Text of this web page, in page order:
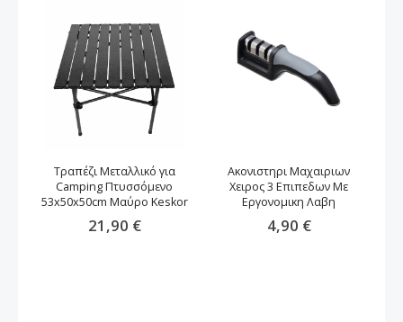
Τραπέζι Μεταλλικό για
Camping Πτυσσόμενο
53x50x50cm Μαύρο Keskor
21,90 €
Ακονιστηρι Μαχαιριων
Χειρος 3 Επιπεδων Με
Εργονομικη Λαβη
4,90 €